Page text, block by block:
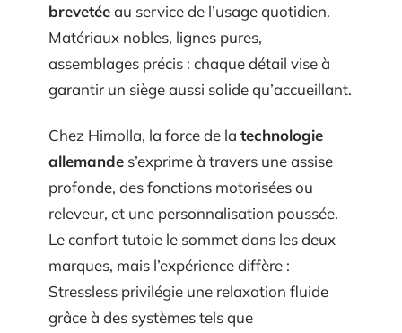
brevetéeau service de l’usage quotidien.
Matériaux nobles, lignes pures,
assemblages précis : chaque détail vise à
garantir un siège aussi solide qu’accueillant.
Chez Himolla, la force de la technologie
allemande s’exprime à travers une assise
profonde, des fonctions motorisées ou
releveur, et une personnalisation poussée.
Le confort tutoie le sommet dans les deux
marques, mais l’expérience diffère :
Stressless privilégie une relaxation fluide
grâce à des systèmes tels que